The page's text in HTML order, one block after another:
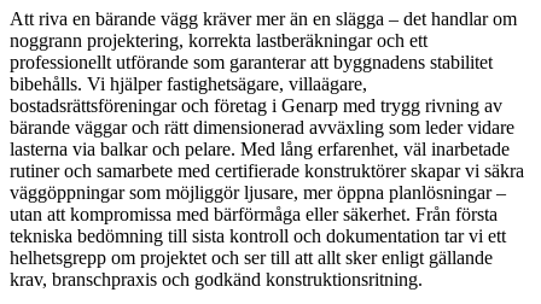
Att riva en bärande vägg kräver mer än en slägga – det handlar om
noggrann projektering, korrekta lastberäkningar och ett
professionellt utförande som garanterar att byggnadens stabilitet
bibehålls. Vi hjälper fastighetsägare, villaägare,
bostadsrättsföreningar och företag i Genarp med trygg rivning av
bärande väggar och rätt dimensionerad avväxling som leder vidare
lasterna via balkar och pelare. Med lång erfarenhet, väl inarbetade
rutiner och samarbete med certifierade konstruktörer skapar vi säkra
väggöppningar som möjliggör ljusare, mer öppna planlösningar –
utan att kompromissa med bärförmåga eller säkerhet. Från första
tekniska bedömning till sista kontroll och dokumentation tar vi ett
helhetsgrepp om projektet och ser till att allt sker enligt gällande
krav, branschpraxis och godkänd konstruktionsritning.